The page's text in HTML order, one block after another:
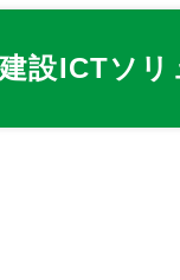
建設ICTソリ